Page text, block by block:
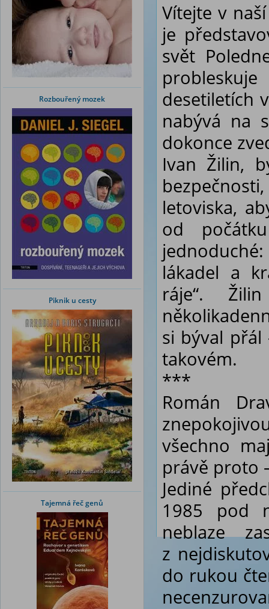
Rozbouřený mozek
Piknik u cesty
Tajemná řeč genů
Vítejte v
je
svět
desetiletích
nabývá na
dokonce
Ivan Žilin,
letoviska,
od
lákadel a
ráje“.
si býval
takovém.
***
Román
všechno
právě proto
Jediné
1985 pod
neblaze
z
do rukou